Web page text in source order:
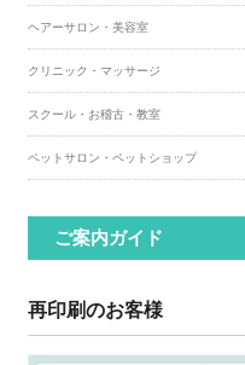
ヘアーサロン・美容室
クリニック・マッサージ
スクール・お稽古・教室
ペットサロン・ペットショップ
ご案内ガイド
再印刷のお客様